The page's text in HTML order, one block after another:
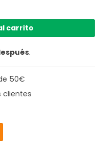
con pantalla de vidrio Maxy
carrito
.
50€
clientes